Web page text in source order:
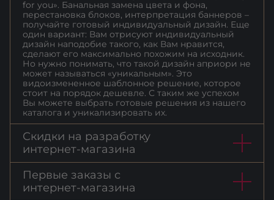
for you». Банальная замена цвета и фона,
перестановка блоков, интерпретация баннеров –
получайте готовый индивидуальный дизайн. Еще
один вариант: Вам отрисуют индивидуальный
дизайн наподобие такого, как Вам нравится,
сделают его максимально похожим на исходник.
Но нужно понимать, что такой дизайн априори не
может называться «уникальным». Это
видоизмененное шаблонное решение, которое
стоит на порядок дешевле. С таким же успехом
Вы можете выбрать готовые решения из нашего
каталога и уникализировать их.
Скидки на разработку
интернет-магазина
Первые заказы с
интернет-магазина